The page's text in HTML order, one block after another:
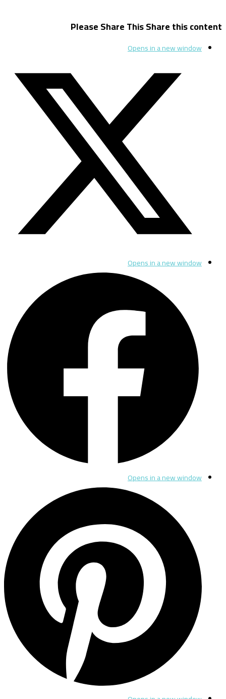
Please Share ThisShare this content
Opens in a new window
Opens in a new window
Opens in a new window